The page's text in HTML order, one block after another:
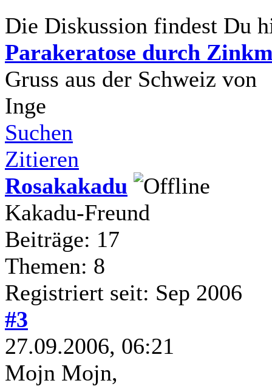
Die Diskussion findest Du
Parakeratose durch
Gruss aus der Schweiz von
Inge
Suchen
Zitieren
Rosakakadu
Kakadu-Freund
Beiträge: 17
Themen: 8
Registriert seit: Sep 2006
#3
27.09.2006, 06:21
Mojn Mojn,